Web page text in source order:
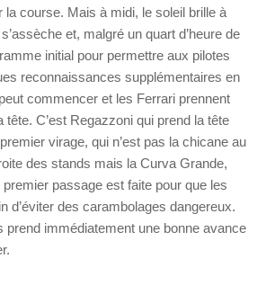
la course. Mais à midi, le soleil brille à
et, malgré un quart d’heure de
initial pour permettre aux pilotes
reconnaissances supplémentaires en
commencer et les Ferrari prennent
tête. C’est Regazzoni qui prend la tête
virage, qui n’est pas la chicane au
des stands mais la Curva Grande,
passage est faite pour que les
d’éviter des carambolages dangereux.
prend immédiatement une bonne avance